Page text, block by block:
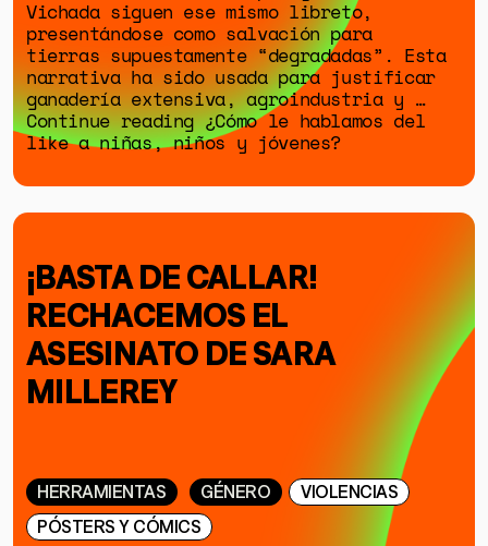
Vichada siguen ese mismo libreto,
presentándose como salvación para
tierras supuestamente “degradadas”. Esta
narrativa ha sido usada para justificar
ganadería extensiva, agroindustria y …
Continue reading ¿Cómo le hablamos del
like a niñas, niños y jóvenes?
¡BASTA DE CALLAR!
RECHACEMOS EL
ASESINATO DE SARA
MILLEREY
HERRAMIENTAS GÉNERO
VIOLENCIAS
PÓSTERS Y CÓMICS